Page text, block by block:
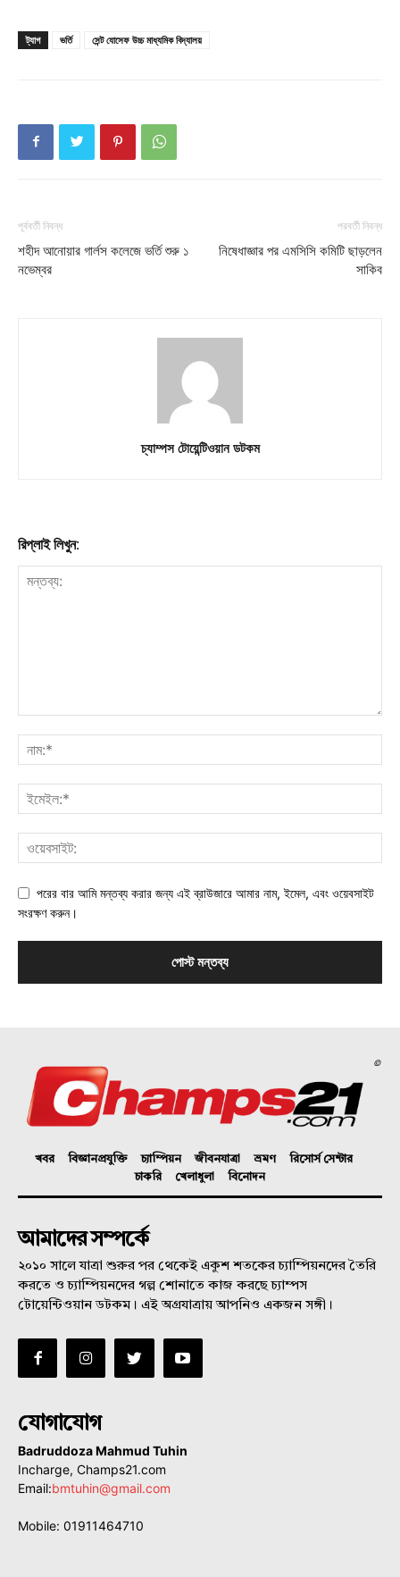
About
Contact us
Download PhotoCard
ট্যাগ ভর্তি সেন্ট যোসেফ উচ্চ মাধ্যমিক বিদ্যালয়
পূর্ববর্তী নিবন্ধ
শহীদ আনোয়ার গার্লস কলেজে ভর্তি শুরু ১
নভেম্বর
পরবর্তী নিবন্ধ
নিষেধাজ্ঞার পর এমসিসি কমিটি ছাড়লেন
সাকিব
চ্যাম্পস টোয়েন্টিওয়ান ডটকম
রিপ্লাই লিখুন:
পরের বার আমি মন্তব্য করার জন্য এই ব্রাউজারে আমার নাম, ইমেল, এবং ওয়েবসাইট
সংরক্ষণ করুন।
©
খবর বিজ্ঞানপ্রযুক্তি চ্যাম্পিয়ন জীবনযাত্রা ভ্রমণ
রিসোর্স সেন্টার
চাকরি
খেলাধুলা বিনোদন
আমাদের সম্পর্কে
২০১০ সালে যাত্রা শুরুর পর থেকেই একুশ শতকের চ্যাম্পিয়নদের তৈরি
করতে ও চ্যাম্পিয়নদের গল্প শোনাতে কাজ করছে চ্যাম্পস
টোয়েন্টিওয়ান ডটকম। এই অগ্রযাত্রায় আপনিও একজন সঙ্গী।
যোগাযোগ
Badruddoza Mahmud Tuhin
Incharge, Champs21.com
Email:bmtuhin@gmail.com
Mobile: 01911464710